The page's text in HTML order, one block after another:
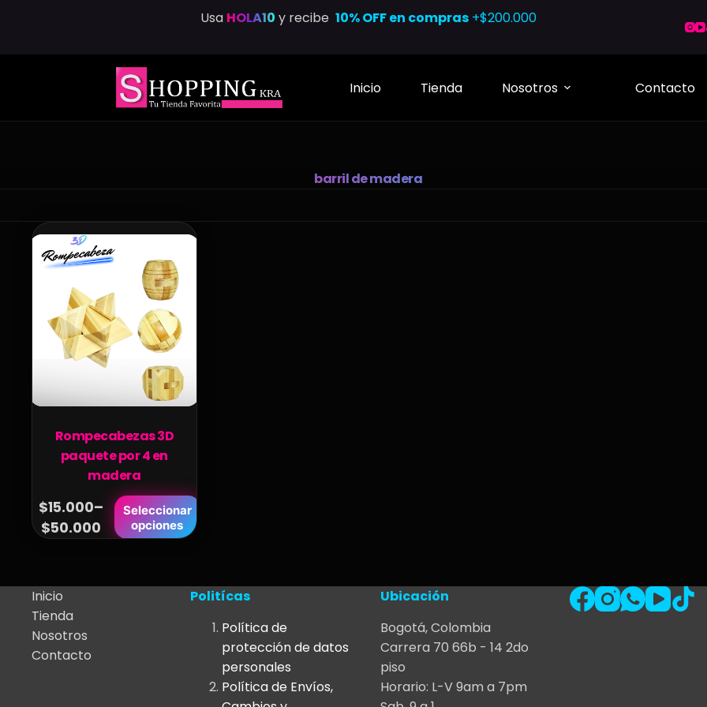
Usa HOLA10 y recibe 10% OFF en compras+$200.000
Inicio Tienda Nosotros Contacto
barril de madera
Rompecabezas 3D
paquete por 4 en
madera
$15.000–
$50.000
Price
through
$50.000
Seleccionar
opciones
Este
producto
variantes.
Las
opciones
se
Inicio
Tienda
Nosotros
Contacto
Politícas
Política de
protección de datos
personales
Política de Envíos,
Ubicación
Bogotá, Colombia
Carrera 70 66b - 14 2do
piso
Horario: L-V 9am a 7pm